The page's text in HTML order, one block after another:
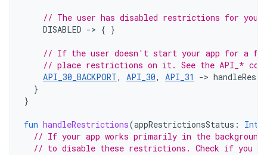
// The user has disabled restrictions for your
DISABLED -> { }
// If the user doesn't start your app for a
// place restrictions on it. See the API_*
API_30_BACKPORT, API_30, API_31 ->
}
}
fun handleRestrictions(appRestrictionsStatus : Int
// If your app works primarily in the
// to disable these restrictions. Check if you